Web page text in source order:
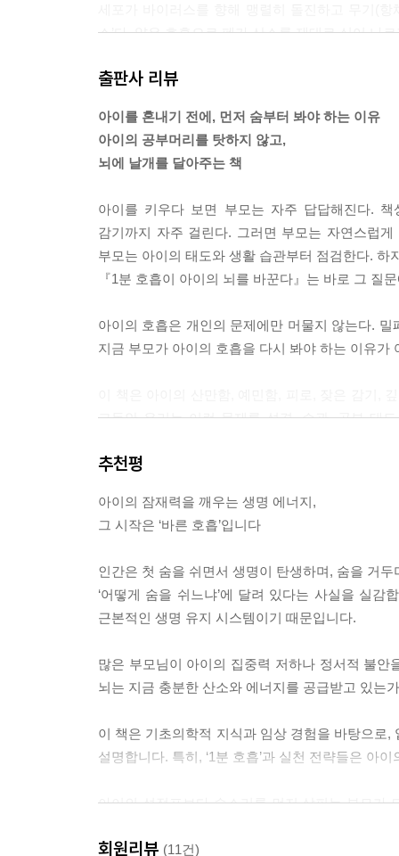
소’다. 얕은 호흡으로 폐가 산소를 제대로 실어 나
다. 보약보다 맑고 깊은 숨 한 번이 아이의 면역력
계단 세 층에 헐떡이는 아이
가슴이 두근거리는 건 체력 탓이 아니다. 계단 몇
지는 중이다. 구부정한 자세와 환기 안 되는 밀폐
하고, 부족한 산소를 어떻게든 채우려고 심장을
로 쥐어짜며 보상하려다 과로하고 있는 것이다.
가 쉽게 지치고 두근거린다면 체력을 키울 게 아
독한 기침약의 배신
--- pp.177-178
스테로이드 공포증
안 큰다, 뼈 삭는다, 얼굴 붓는다”는 무시무시한
로 오래 썼을 때에 해당하는 이야기다. 흡입용 스
소량 작용하는 매우 안전한 소방수다. 부작용이
걱정하다가 정작 숨통을 조여 뇌와 성장을 근본적
--- pp.200-201
12시간의 정크 슬립
주말에 12시간을 내리 자는데도 늘 피곤해하고
지니 감정과 충동을 조절하는 전두엽 기능마저 떨
출판사 리뷰
아이를 혼내기 전에, 먼저 숨부터 봐야 하는 이유
아이의 공부머리를 탓하지 않고,
뇌에 날개를 달아주는 책
아이를 키우다 보면 부모는 자주 답답해진다.
감기까지 자주 걸린다. 그러면 부모는 자연스럽
부모는 아이의 태도와 생활 습관부터 점검한다. 하
『1분 호흡이 아이의 뇌를 바꾼다』는 바로 그 질
아이의 호흡은 개인의 문제에만 머물지 않는다.
지금 부모가 아이의 호흡을 다시 봐야 하는 이유가
그동안 우리는 이런 문제를 성격, 습관, 공부 태
사실은 하나의 생리적 연결 고리 안에 있다는 것이
『1분 호흡이 아이의 뇌를 바꾼다』가 특별한
위기감만 키우는 대신, 아이의 변화를 몸의 신
이러한 생각의 전환이야말로 이 책의 가장 큰 힘이
멍함도 짜증도 잦은 감기도
많은 책이 집중력을 따로 말하고, 감정 조절을 따
문제를 하나하나 뜯어 설명하지 않고, ‘호흡-산소
생겼던 거구나” 하고 연결해서 이해하게 된다.
추천평
아이의 잠재력을 깨우는 생명 에너지,
그 시작은 ‘바른 호흡’입니다
인간은 첫 숨을 쉬면서 생명이 탄생하며, 숨을 거
‘어떻게 숨을 쉬느냐’에 달려 있다는 사실을 실
근본적인 생명 유지 시스템이기 때문입니다.
많은 부모님이 아이의 집중력 저하나 정서적 불안
뇌는 지금 충분한 산소와 에너지를 공급받고 있는
이 책은 기초의학적 지식과 임상 경험을 바탕으로,
설명합니다. 특히, ‘1분 호흡’과 실천 전략들은 아
아이의 성적표보다 숨소리를 먼저 살피는 부모가
- 전상훈 (서울대 의대 명예교수, 아시아심장혈관
회원리뷰 (11건)